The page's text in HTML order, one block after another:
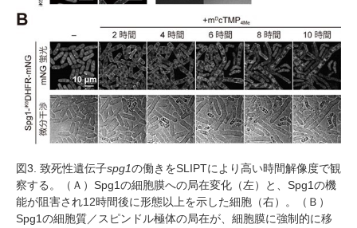
図3. 致死性遺伝子spg1の働きをSLIPTにより高い時間解像度で観
察する。（Ａ） Spg1の細胞膜への局在変化（左）と、 Spg1の機
能が阻害され12時間後に形態以上を示した細胞（右）。（Ｂ）
Spg1の細胞質／スピンドル極体の局在が、細胞膜に強制的に移